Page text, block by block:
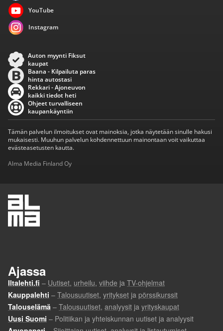
YouTube
Instagram
Auton myynti Fiksut
kaupat
Baana - Kilpailuta paras
hinta autostasi
Rekkari - Ajoneuvon
kaikki tiedot heti
Ohjeet turvalliseen
kaupankäyntiin
Tämän palvelun ilmoitukset ovat mainoksia, jotka näytetään sinulle hakusi
mukaisesti. Muuhun palvelun kohdennettuun mainontaan voit vaikuttaa
evästeasetusten kautta.
Alma Media Finland Oy